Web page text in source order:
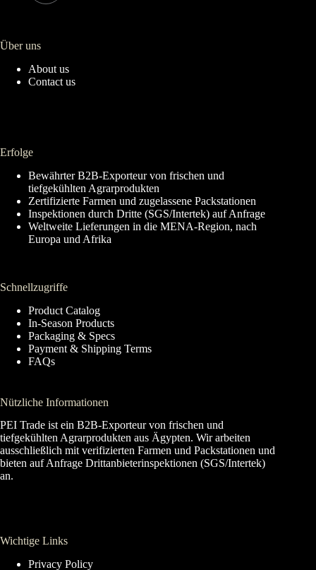
Über uns
About us
Contact us
Erfolge
Bewährter B2B-Exporteur von frischen und
tiefgekühlten Agrarprodukten
Zertifizierte Farmen und zugelassene Packstationen
Inspektionen durch Dritte (SGS/Intertek) auf Anfrage
Weltweite Lieferungen in die MENA-Region, nach
Europa und Afrika
Schnellzugriffe
Product Catalog
In-Season Products
Packaging & Specs
Payment & Shipping Terms
FAQs
Nützliche Informationen
PEI Trade ist ein B2B-Exporteur von frischen und
tiefgekühlten Agrarprodukten aus Ägypten. Wir arbeiten
ausschließlich mit verifizierten Farmen und Packstationen und
bieten auf Anfrage Drittanbieterinspektionen (SGS/Intertek)
an.
Wichtige Links
Privacy Policy